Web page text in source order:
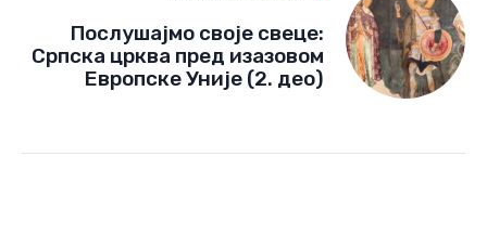
Послушајмо своје свеце:
Српска црква пред изазовом
Европске Уније (2. део)